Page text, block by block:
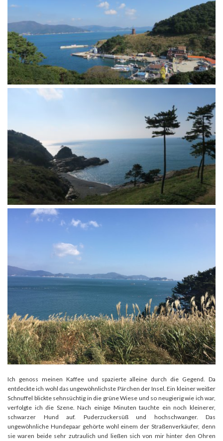
Ich genoss meinen Kaffee und spazierte alleine durch die Gegend. Da
entdeckte ich wohl das ungewöhnlichste Pärchen der Insel. Ein kleiner weißer
Schnuffel blickte sehnsüchtig in die grüne Wiese und so neugierig wie ich war,
verfolgte ich die Szene. Nach einige Minuten tauchte ein noch kleinerer,
schwarzer Hund auf. Puderzuckersüß und hochschwanger. Das
ungewöhnliche Hundepaar gehörte wohl einem der Straßenverkäufer, denn
sie waren beide sehr zutraulich und ließen sich von mir hinter den Ohren